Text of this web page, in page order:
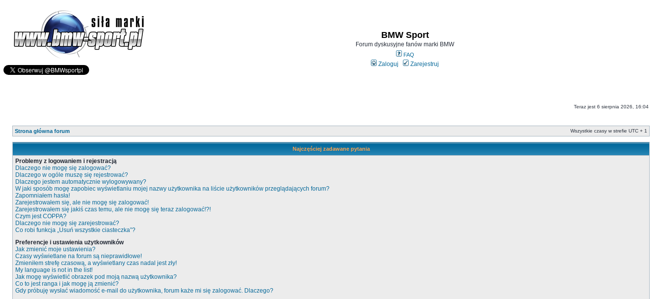
BMW Sport
Forum dyskusyjne fanów marki BMW
FAQ
Zaloguj Zarejestruj
Teraz jest 6 sierpnia 2026, 16:04
Strona główna forum Wszystkie czasy w strefie UTC + 1
Najczęściej zadawane pytania
Problemy z logowaniem i rejestracją
Dlaczego nie mogę się zalogować?
Dlaczego w ogóle muszę się rejestrować?
Dlaczego jestem automatycznie wylogowywany?
W jaki sposób mogę zapobiec wyświetlaniu mojej nazwy użytkownika na liście użytkowników przeglądających forum?
Zapomniałem hasła!
Zarejestrowałem się, ale nie mogę się zalogować!
Zarejestrowałem się jakiś czas temu, ale nie mogę się teraz zalogować!?!
Czym jest COPPA?
Dlaczego nie mogę się zarejestrować?
Co robi funkcja „Usuń wszystkie ciasteczka”?
Preferencje i ustawienia użytkowników
Jak zmienić moje ustawienia?
Czasy wyświetlane na forum są nieprawidłowe!
Zmieniłem strefę czasową, a wyświetlany czas nadal jest zły!
My language is not in the list!
Jak mogę wyświetlić obrazek pod moją nazwą użytkownika?
Co to jest ranga i jak mogę ją zmienić?
Gdy próbuję wysłać wiadomość e-mail do użytkownika, forum każe mi się zalogować. Dlaczego?